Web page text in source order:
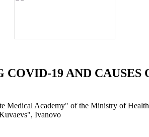
19 AND
Medical Academy" of the Ministry of
Ivanovo